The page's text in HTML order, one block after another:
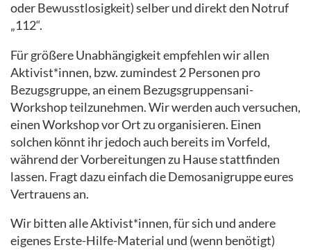
oder Bewusstlosigkeit) selber und direkt den Notruf
„112“.
Für größere Unabhängigkeit empfehlen wir allen
Aktivist*innen, bzw. zumindest 2 Personen pro
Bezugsgruppe, an einem Bezugsgruppensani-
Workshop teilzunehmen. Wir werden auch versuchen,
einen Workshop vor Ort zu organisieren. Einen
solchen könnt ihr jedoch auch bereits im Vorfeld,
während der Vorbereitungen zu Hause stattfinden
lassen. Fragt dazu einfach die Demosanigruppe eures
Vertrauens an.
Wir bitten alle Aktivist*innen, für sich und andere
eigenes Erste-Hilfe-Material und (wenn benötigt)